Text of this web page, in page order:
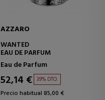
AZZARO
WANTED
EAU DE PARFUM
Eau de Parfum
52,14 € 39% DTO.
Precio habitual 85,00 €